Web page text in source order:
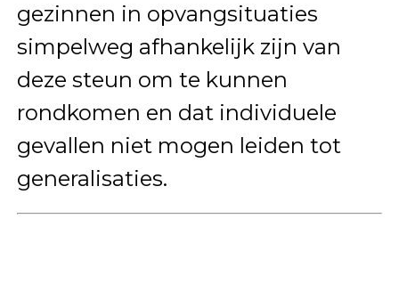
gezinnen in opvangsituaties
simpelweg afhankelijk zijn van
deze steun om te kunnen
rondkomen en dat individuele
gevallen niet mogen leiden tot
generalisaties.